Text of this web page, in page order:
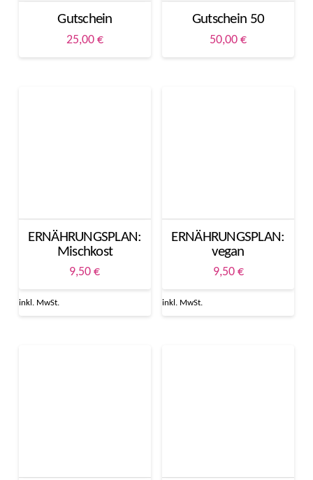
Gutschein
25,00 €
Gutschein 50
50,00 €
ERNÄHRUNGSPLAN:
Mischkost
9,50€
inkl. MwSt.
ERNÄHRUNGSPLAN:
vegan
9,50 €
inkl. MwSt.